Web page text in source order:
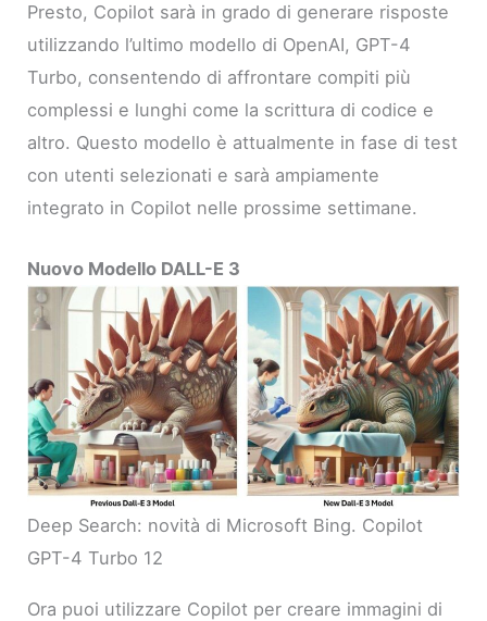
Presto, Copilot sarà in grado di generare risposte
utilizzando l’ultimo modello di OpenAI, GPT-4
Turbo, consentendo di affrontare compiti più
complessi e lunghi come la scrittura di codice e
altro. Questo modello è attualmente in fase di test
con utenti selezionati e sarà ampiamente
integrato in Copilot nelle prossime settimane.
Nuovo Modello DALL-E 3
Deep Search: novità di Microsoft Bing. Copilot
GPT-4 Turbo 12
Ora puoi utilizzare Copilot per creare immagini di